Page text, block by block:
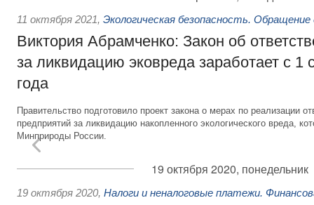
11 октября 2021, Экологическая безопасность.
Виктория Абрамченко: Закон об
за ликвидацию эковреда заработает с 1
года
Правительство подготовило проект закона о мерах по реализации
предприятий за ликвидацию накопленного экологического вреда,
Минприроды России.
19 октября 2020, понедельник
19 октября 2020, Налоги и неналоговые платежи.